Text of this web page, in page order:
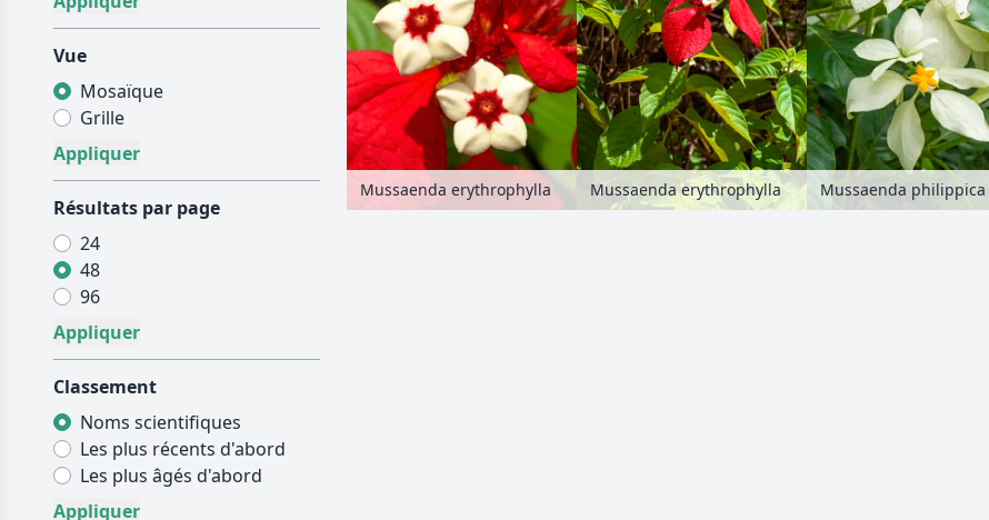
Vue
Mosaïque
Grille
Résultats par page
24
48
96
Classement
Noms scientifiques
Les plus récents d'abord
Les plus âgés d'abord
Mussaenda erythrophylla Mussaenda erythrophylla Mussaenda philippica